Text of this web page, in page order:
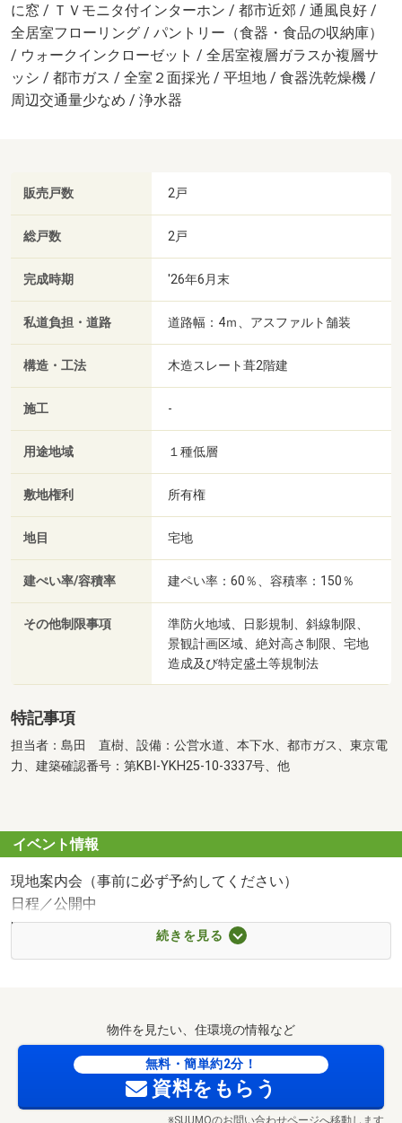
に窓 / ＴＶモニタ付インターホン / 都市近郊 / 通風良好 /
全居室フローリング / パントリー（食器・食品の収納庫）
/ ウォークインクローゼット / 全居室複層ガラスか複層サ
ッシ / 都市ガス / 全室２面採光 / 平坦地 / 食器洗乾燥機 /
周辺交通量少なめ / 浄水器
販売戸数 2戸
総戸数 2戸
完成時期 '26年6月末
私道負担・道路 道路幅：4ｍ、アスファルト舗装
構造・工法 木造スレート葺2階建
施工 -
用途地域 １種低層
敷地権利 所有権
地目 宅地
建ぺい率/容積率 建ペい率：60％、容積率：150％
その他制限事項
準防火地域、日影規制、斜線制限、
景観計画区域、絶対高さ制限、宅地
造成及び特定盛土等規制法
特記事項
担当者：島田 直樹、設備：公営水道、本下水、都市ガス、東京電
力、建築確認番号：第KBI-YKH25-10-3337号、他
イベント情報
現地案内会（事前に必ず予約してください）
日程／公開中
時間／10:00～17:00
平日の見学希望もお気軽にお問合せください！
◎現地／内覧（１５分～）
◎希望条件のご相談（２０分～）
◎住宅ローンシミュレーション・資金計画のご相談（２０
分～）
続きを見る
物件を見たい、住環境の情報など
無料・簡単約2分！
資料をもらう